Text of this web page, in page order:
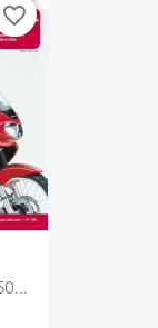
favorite_border